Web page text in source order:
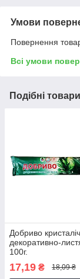
Умови
Повернення
Всі умови
Подібні
Добриво
декоративно-
100г.
17,19 ₴ 18,09 ₴